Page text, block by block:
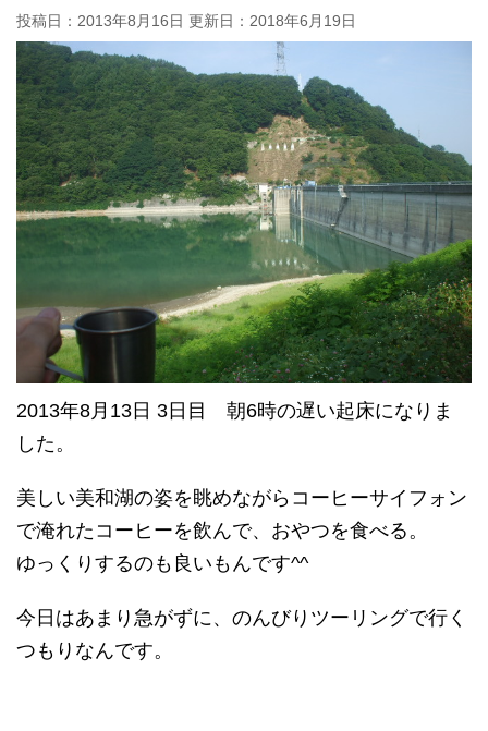
投稿日：2013年8月16日 更新日： 2018年6月19日
2013年8月13日 3日目 朝6時の遅い起床になりま
した。
美しい美和湖の姿を眺めながらコーヒーサイフォン
で淹れたコーヒーを飲んで、おやつを食べる。
ゆっくりするのも良いもんです^^
今日はあまり急がずに、のんびりツーリングで行く
つもりなんです。